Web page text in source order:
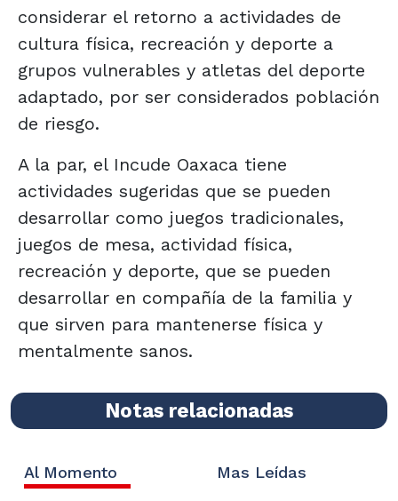
considerar el retorno a actividades de
cultura física, recreación y deporte a
grupos vulnerables y atletas del deporte
adaptado, por ser considerados población
de riesgo.
A la par, el Incude Oaxaca tiene
actividades sugeridas que se pueden
desarrollar como juegos tradicionales,
juegos de mesa, actividad física,
recreación y deporte, que se pueden
desarrollar en compañía de la familia y
que sirven para mantenerse física y
mentalmente sanos.
Notas relacionadas
Al Momento Mas Leídas